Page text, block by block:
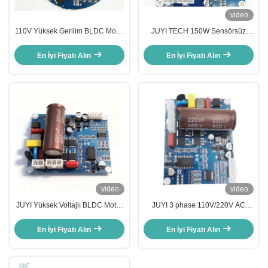
110V Yüksek Gerilim BLDC Motor
Fırçasız DC Kontrol Cihazı
En İyi Fiyatı Alın
video
JUYI TECH 150W Sensörsüz
Denetleyicisi PWM Frekansı 1-
20KHZ Görev Döngüsü 0-100%
En İyi Fiyatı Alın
video
JUYI Yüksek Voltajlı BLDC Motor
Sensörsüz Fırçasız DC Motor
Sürücü Kartı Endüstriyel ve Akıllı
En İyi Fiyatı Alın
video
JUYI 3 phase 110V/220V AC
With JY02A IC for BLDC
Sensorless Motor
En İyi Fiyatı Alın